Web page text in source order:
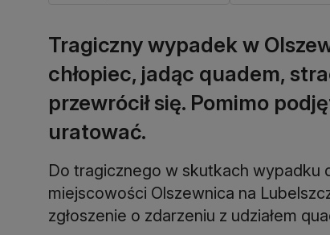
Tragiczny wypadek w
chłopiec, jadąc quadem,
przewrócił się. Pomimo
uratować.
Do tragicznego w skutkach wypadku
miejscowości Olszewnica na
zgłoszenie o zdarzeniu z udziałem